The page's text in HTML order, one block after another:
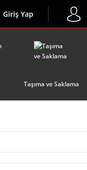
Giriş Yap
Taşıma ve Saklama